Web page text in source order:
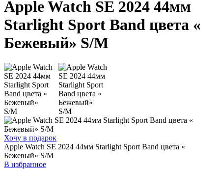
Apple Watch SE 2024 44мм
Starlight Sport Band цвета «
Бежевый» S/M
Хочу в подарок
Apple Watch SE 2024 44мм Starlight Sport Band цвета «
Бежевый» S/M
В избранное